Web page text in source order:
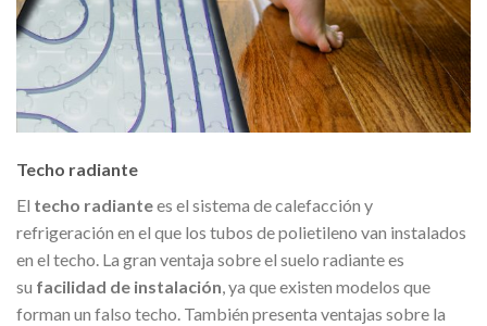
Techo radiante
El techo radiantees el sistema de calefacción y
refrigeración en el que los tubos de polietileno van instalados
en el techo. La gran ventaja sobre el suelo radiante es
su facilidad de instalación, ya que existen modelos que
forman un falso techo. También presenta ventajas sobre la